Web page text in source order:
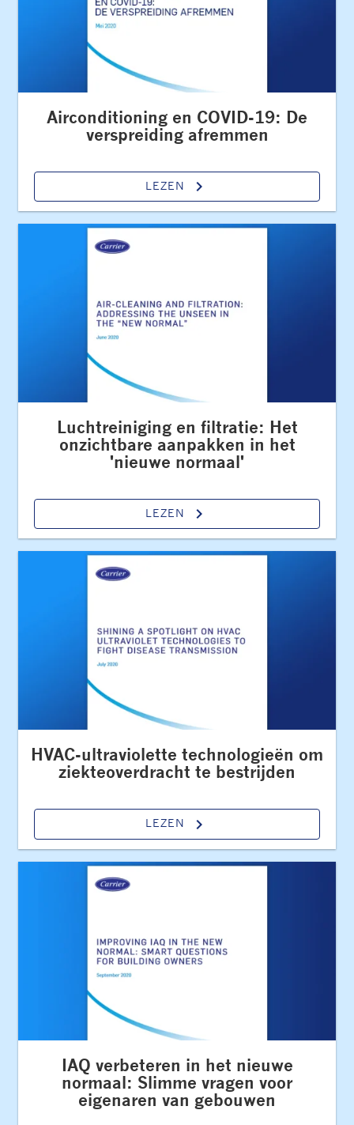
Airconditioning en COVID-19: De
verspreiding afremmen
LEZEN keyboard_arrow_right
Luchtreiniging en filtratie: Het
onzichtbare aanpakken in het
'nieuwe normaal'
LEZEN keyboard_arrow_right
HVAC-ultraviolette technologieën om
ziekteoverdracht te bestrijden
LEZEN keyboard_arrow_right
IAQ verbeteren in het nieuwe
normaal: Slimme vragen voor
eigenaren van gebouwen